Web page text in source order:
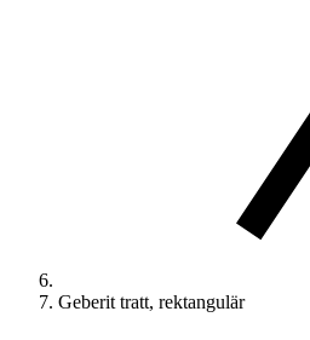
Geberit tratt, rektangulär